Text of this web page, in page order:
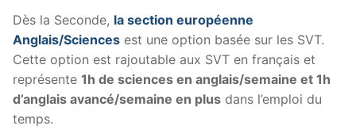
Dès la Seconde, la section européenne
Anglais/Sciences est une option basée sur les SVT.
Cette option est rajoutable aux SVT en français et
représente 1h de sciences en anglais/semaine et 1h
d’anglais avancé/semaine en plus dans l’emploi du
temps.